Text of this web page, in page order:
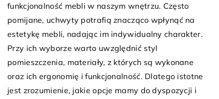
funkcjonalność mebli w naszym wnętrzu. Często
pomijane, uchwyty potrafią znacząco wpłynąć na
estetykę mebli, nadając im indywidualny charakter.
Przy ich wyborze warto uwzględnić styl
pomieszczenia, materiały, z których są wykonane
oraz ich ergonomię i funkcjonalność. Dlatego istotne
jest zrozumienie, jakie opcje mamy do dyspozycji i